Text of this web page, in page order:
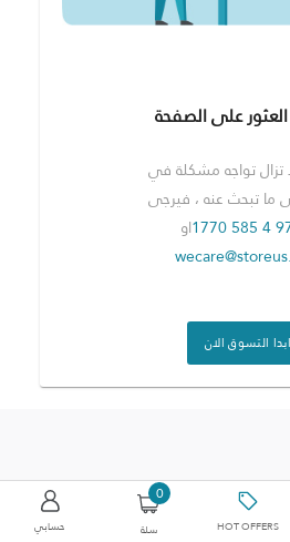
على الصفحة
تزال تواجه مشكلة في
ما تبحث عنه ، فيرجى
او
ابدا التسوق الان
HOT OFFERS
0
سلة حسابي